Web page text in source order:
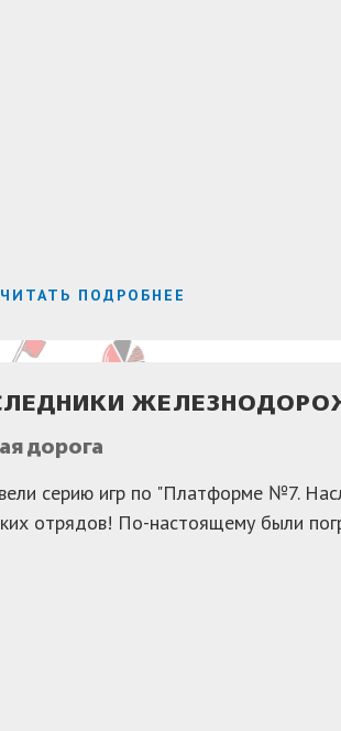
ЧИТАТЬ ПОДРОБНЕЕ
дорога
серию игр по "Платформе №7.
отрядов! По-настоящему были